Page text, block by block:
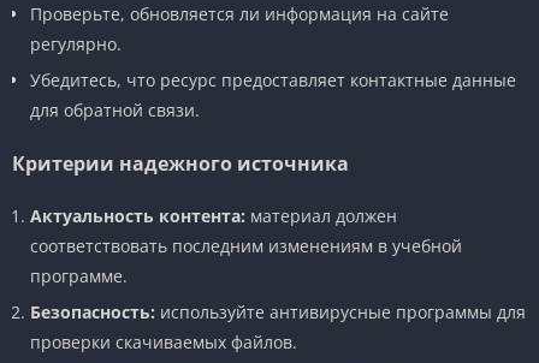
Проверьте, обновляется ли информация на сайте
регулярно.
Убедитесь, что ресурс предоставляет контактные данные
для обратной связи.
Критерии надежного источника
Актуальность контента: материал должен
соответствовать последним изменениям в учебной
программе.
Безопасность: используйте антивирусные программы для
проверки скачиваемых файлов.